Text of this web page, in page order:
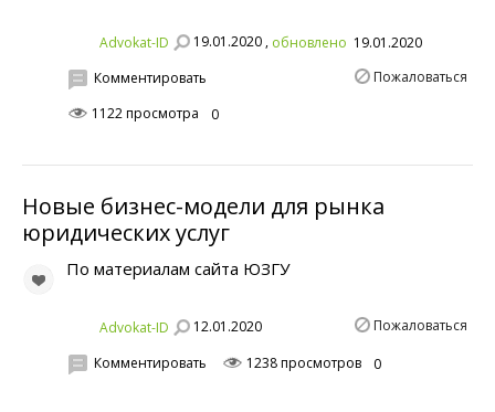
Advokat-ID 19.01.2020 , обновлено 19.01.2020
Пожаловаться
Комментировать
1122 просмотра
0
Новые бизнес-модели для рынка
юридических услуг
По материалам сайта ЮЗГУ
Advokat-ID 12.01.2020 Пожаловаться
Комментировать 1238 просмотров 0